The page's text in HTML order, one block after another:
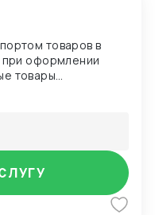
товаров в
при оформлении
товары
в
по надзору за
а при импорте
пройти
этикетки и
месяцев.